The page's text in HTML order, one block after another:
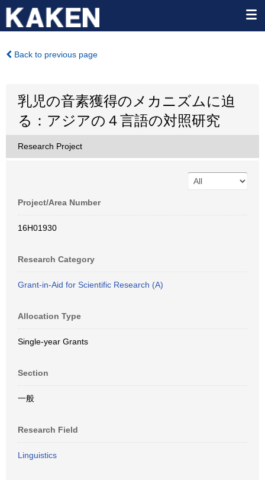
Back to previous page
乳児の音素獲得のメカニズムに迫
る：アジアの４言語の対照研究
Research Project
Project/Area Number
16H01930
Research Category
Grant-in-Aid for Scientific Research (A)
Allocation Type
Single-year Grants
Section
一般
Research Field
Linguistics